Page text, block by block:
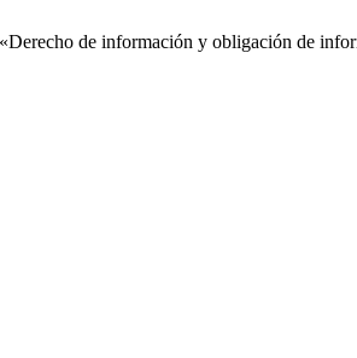
de información y obligación de